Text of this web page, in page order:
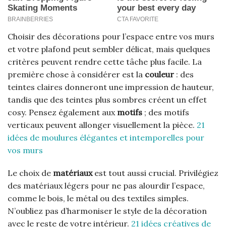
Choisir des décorations pour l’espace entre vos murs
et votre plafond peut sembler délicat, mais quelques
critères peuvent rendre cette tâche plus facile. La
première chose à considérer est la couleur : des
teintes claires donneront une impression de hauteur,
tandis que des teintes plus sombres créent un effet
cosy. Pensez également aux motifs ; des motifs
verticaux peuvent allonger visuellement la pièce. 21
idées de moulures élégantes et intemporelles pour
vos murs
Le choix de matériauxest tout aussi crucial. Privilégiez
des matériaux légers pour ne pas alourdir l’espace,
comme le bois, le métal ou des textiles simples.
N’oubliez pas d’harmoniser le style de la décoration
avec le reste de votre intérieur. 21 idées créatives de